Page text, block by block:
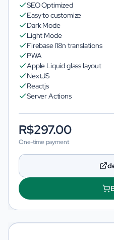
SEO Optimized
Easy to customize
Dark Mode
Light Mode
Firebase I18n translations
PWA
Apple Liquid glass layout
NextJS
Reactjs
Server Actions
R$297.00
One-time payment